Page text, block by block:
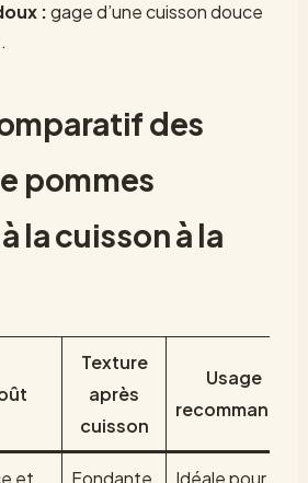
:gage d’une cuisson douce
des
pommes
la cuisson à la
Texture
après
cuisson
Usage
recommandé
et Fondante, Idéale pour